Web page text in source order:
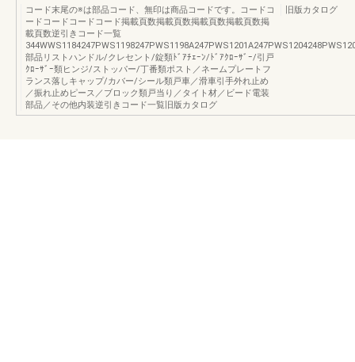
コード末尾の※は部品コード、無印は商品コードです。コードコ
ードコードコードコード掲載頁数掲載頁数掲載頁数掲載頁数掲
載頁数逆引きコード一覧
部品リストハンドル/クレセント/錠類ﾄﾞｱﾁｪｰﾝ/ﾄﾞｱｸﾛｰｻﾞｰ/引戸
ｸﾛｰｻﾞｰ類ヒンジ/ストッパー/丁番類ポスト／ネームプレートフ
ランス落しキャップ/カバー/シール類戸車／滑車引手外れ止め
／振れ止めピース／ブロック類戸当り／タイト材／ビード電装
部品／その他内装逆引きコード一覧旧版カタログ
旧版カタログ